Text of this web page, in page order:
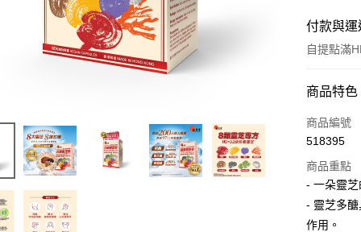
付款與運
自提點滿
付款方式
信用卡
PayMe
WeChat
商品特色
商品編號
518395
商品重點
- 一朵靈
- 靈芝多
作用。